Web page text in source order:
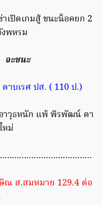
ชนะน็อคยก 2
งพหรม
จะชนะ
ศ ปส. ( 110 ป.)
แพ้ พีรพัฒน์ ดา
หม่
ณ ส.สมหมาย 129.4 ต่อ